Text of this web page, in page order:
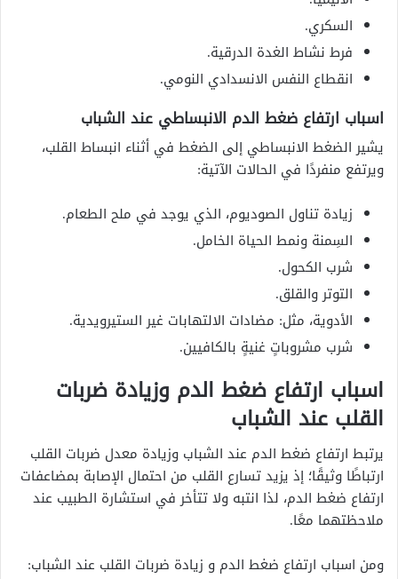
السكري.
فرط نشاط الغدة الدرقية.
انقطاع النفس الانسدادي النومي.
اسباب ارتفاع ضغط الدم الانبساطي عند الشباب
يشير الضغط الانبساطي إلى الضغط في أثناء انبساط القلب،
ويرتفع منفردًا في الحالات الآتية:
زيادة تناول الصوديوم، الذي يوجد في ملح الطعام.
السِمنة ونمط الحياة الخامل.
شرب الكحول.
التوتر والقلق.
الأدوية، مثل: مضادات الالتهابات غير الستيرويدية.
شرب مشروباتٍ غنيةٍ بالكافيين.
اسباب ارتفاع ضغط الدم وزيادة ضربات
القلب عند الشباب
يرتبط ارتفاع ضغط الدم عند الشباب وزيادة معدل ضربات القلب
ارتباطًا وثيقًا؛ إذ يزيد تسارع القلب من احتمال الإصابة بمضاعفات
ارتفاع ضغط الدم، لذا انتبه ولا تتأخر في استشارة الطبيب عند
ملاحظتهما معًا.
ومن اسباب ارتفاع ضغط الدم و زيادة ضربات القلب عند الشباب: